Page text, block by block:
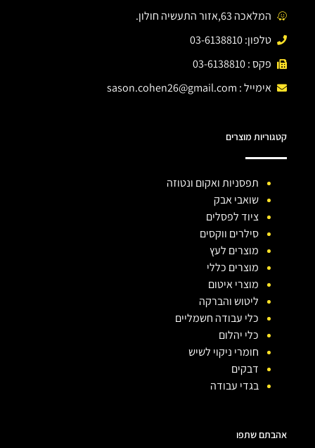
המלאכה 63,אזור התעשיה חולון.
טלפון: 03-6138810
פקס : 03-6138810
אימייל : sason.cohen26@gmail.com
קטגוריות מוצרים
תפסניות ואקום ונטוזה
שואבי אבק
ציוד לפסלים
סילרים ווקסים
מוצרים לעץ
מוצרים כללי
מוצרי איטום
ליטוש והברקה
כלי עבודה חשמליים
כלי יהלום
חומרי ניקוי לשיש
דבקים
בגדי עבודה
אהבתם שתפו